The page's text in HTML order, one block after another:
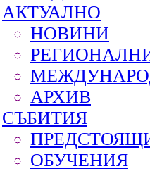
АКТУАЛНО
НОВИНИ
АРХИВ
СЪБИТИЯ
ОБУЧЕНИЯ